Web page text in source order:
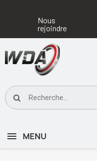
Nous
rejoindre
MENU